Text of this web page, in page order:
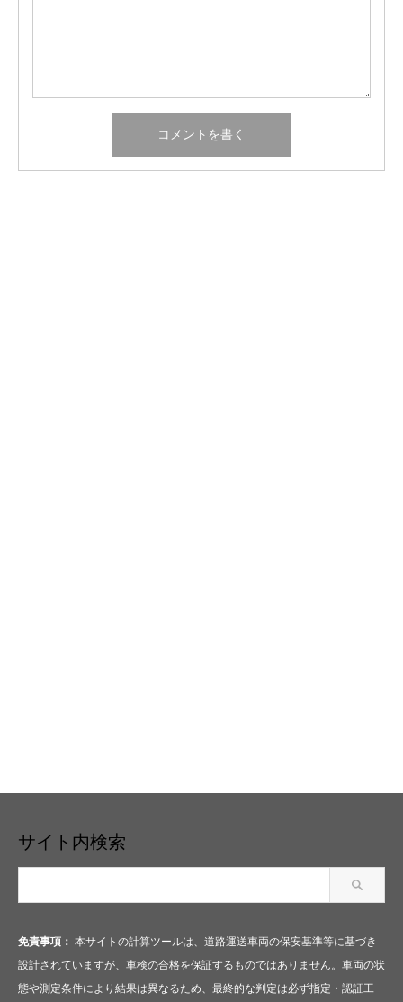
サイト内検索
免責事項： 本サイトの計算ツールは、道路運送車両の保安基準等に基づき
設計されていますが、車検の合格を保証するものではありません。車両の状
態や測定条件により結果は異なるため、最終的な判定は必ず指定・認証工